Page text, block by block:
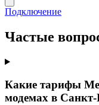
Подключение
Частые
Какие тарифы
модемах в Санкт-